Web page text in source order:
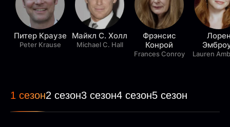
Питер Краузе
Peter Krause
Майкл С. Холл
Michael C. Hall
Фрэнсис
Конрой
Frances Conroy Lauren
1 сезон2 сезон3 сезон4 сезон5 сезон